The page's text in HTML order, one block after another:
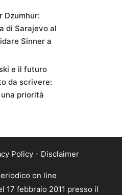
Dzumhur:
di Sarajevo al
Sinner a
e il futuro
da scrivere:
una priorità
Policy- Disclaimer
on line
17 febbraio 2011 presso il